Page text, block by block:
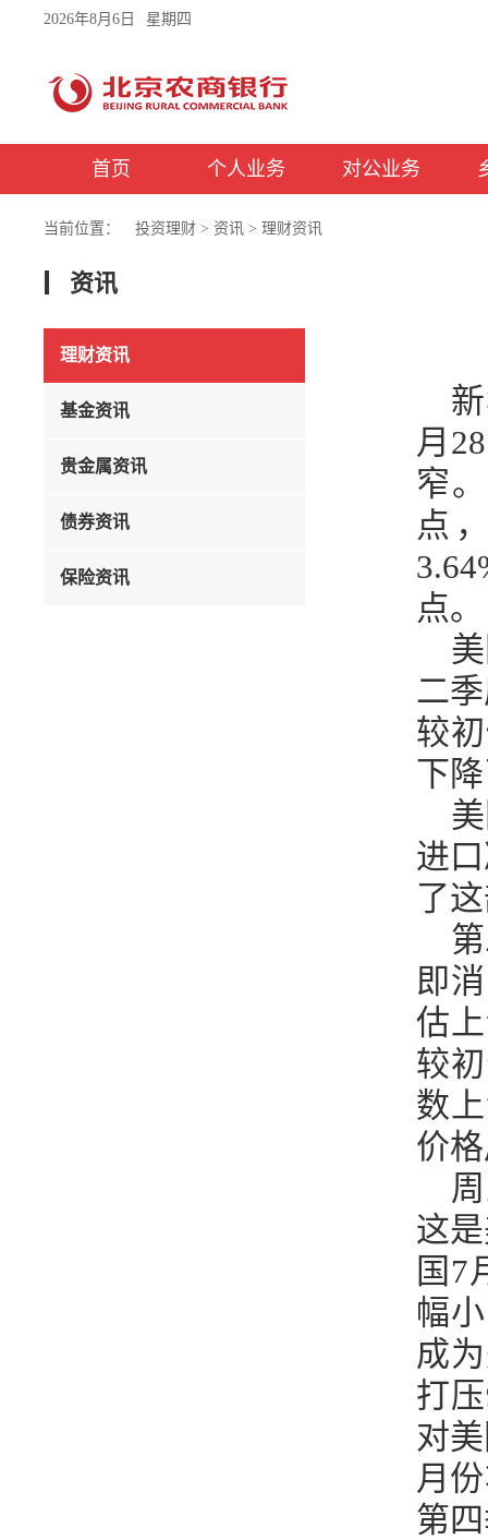
2026年8月6日 星期四
首页 个人业务 对公业务
当前位置： 投资理财 > 资讯 > 理财资讯
资讯
理财资讯
基金资讯
贵金属资讯
债券资讯
保险资讯
月
窄
点
点。
二
较
下
进
了
即
估
较
数
价
这
国7
幅
成
打
对
月
第